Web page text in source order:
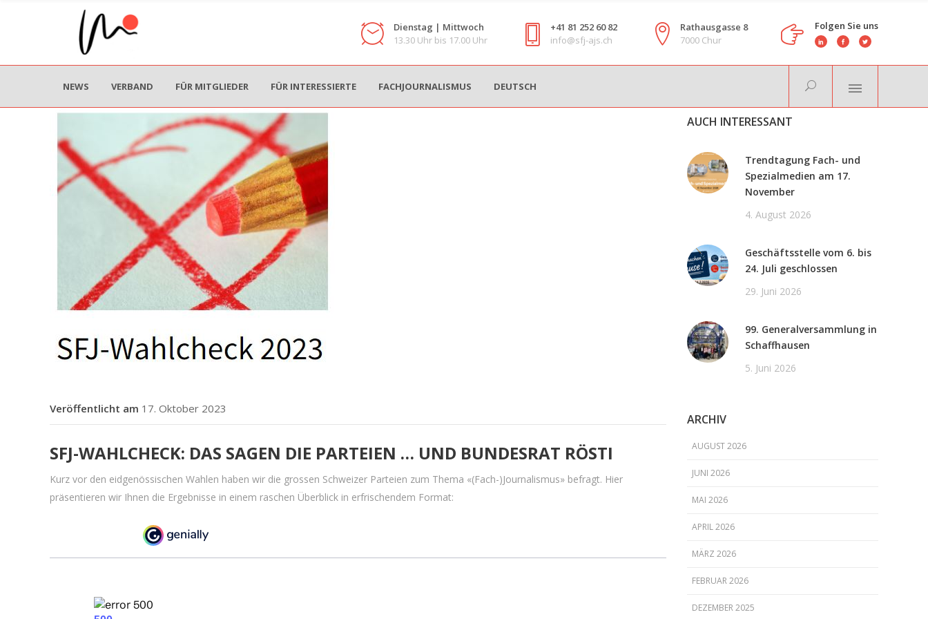
Dienstag | Mittwoch
13.30 Uhr bis 17.00 Uhr
+41 81 252 60 82
info@sfj-ajs.ch
Rathausgasse 8
7000 Chur
Folgen Sie uns
NEWS VERBAND FÜR MITGLIEDER FÜR INTERESSIERTE FACHJOURNALISMUS DEUTSCH
17. Oktober 2023
SFJ-WAHLCHECK: DAS SAGEN DIE PARTEIEN … UND BUNDESRAT RÖSTI
Kurz vor den eidgenössischen Wahlen haben wir die grossen Schweizer Parteien zum Thema «(Fach-)Journalismus» befragt. Hier
präsentieren wir Ihnen die Ergebnisse in einem raschen Überblick in erfrischendem Format:
AUCH INTERESSANT
Trendtagung Fach- und
Spezialmedien am 17.
November
4. August 2026
Geschäftsstelle vom 6. bis
24. Juli geschlossen
29. Juni 2026
99. Generalversammlung in
Schaffhausen
5. Juni 2026
ARCHIV
AUGUST 2026
JUNI 2026
MAI 2026
APRIL 2026
MÄRZ 2026
FEBRUAR 2026
DEZEMBER 2025